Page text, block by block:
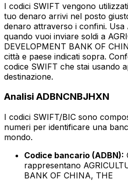
I codici SWIFT vengono
tuo denaro arrivi nel posto
denaro attraverso i confini. Usa
quando vuoi inviare soldi a
DEVELOPMENT BANK OF
città e paese indicati sopra.
codice SWIFT che stai usando
destinazione.
Analisi ADBNCNBJHXN
I codici SWIFT/BIC sono
numeri per identificare una
mondo.
Codice bancario (ADBN):
rappresentano
BANK OF CHINA, THE